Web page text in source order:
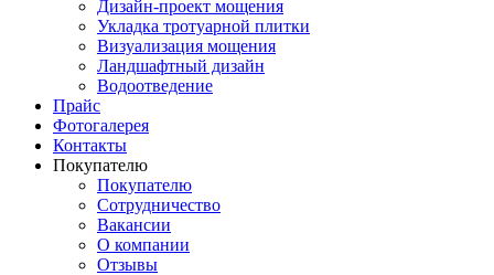
Дизайн-проект мощения
Укладка тротуарной плитки
Визуализация мощения
Ландшафтный дизайн
Водоотведение
Прайс
Фотогалерея
Контакты
Покупателю
Покупателю
Сотрудничество
Вакансии
О компании
Отзывы